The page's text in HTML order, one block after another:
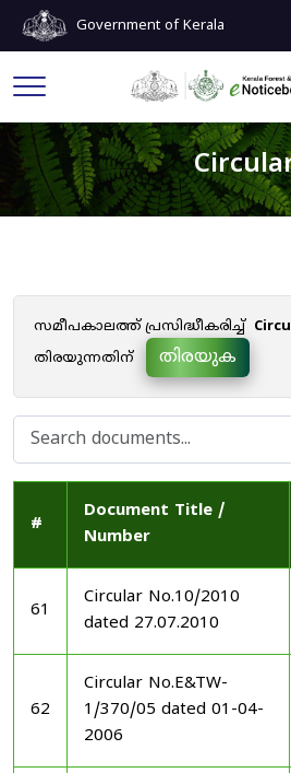
Government of Kerala
സമീപകാലത്ത് പ്രസിദ്ധീകരിച്ച്
തിരയുന്നതിന്
തിരയുക
#
Document Title /
Number
61
Circular No.10/2010
dated 27.07.2010
62
Circular No.E&TW-
1/370/05 dated 01-04-
2006